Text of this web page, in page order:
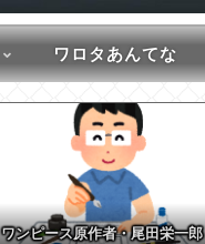
ワロタあんてな
ワンピース原作者・尾田栄一郎